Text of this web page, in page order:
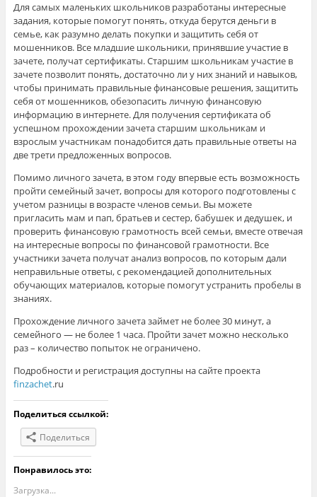
Для самых маленьких школьников разработаны интересные
задания, которые помогут понять, откуда берутся деньги в
семье, как разумно делать покупки и защитить себя от
мошенников. Все младшие школьники, принявшие участие в
зачете, получат сертификаты. Старшим школьникам участие в
зачете позволит понять, достаточно ли у них знаний и навыков,
чтобы принимать правильные финансовые решения, защитить
себя от мошенников, обезопасить личную финансовую
информацию в интернете. Для получения сертификата об
успешном прохождении зачета старшим школьникам и
взрослым участникам понадобится дать правильные ответы на
две трети предложенных вопросов.
Помимо личного зачета, в этом году впервые есть возможность
пройти семейный зачет, вопросы для которого подготовлены с
учетом разницы в возрасте членов семьи. Вы можете
пригласить мам и пап, братьев и сестер, бабушек и дедушек, и
проверить финансовую грамотность всей семьи, вместе отвечая
на интересные вопросы по финансовой грамотности. Все
участники зачета получат анализ вопросов, по которым дали
неправильные ответы, с рекомендацией дополнительных
обучающих материалов, которые помогут устранить пробелы в
знаниях.
Прохождение личного зачета займет не более 30 минут, а
семейного — не более 1 часа. Пройти зачет можно несколько
раз – количество попыток не ограничено.
Подробности и регистрация доступны на сайте проекта
finzachet.ru
Поделиться ссылкой:
Поделиться
Понравилось это:
Загрузка...